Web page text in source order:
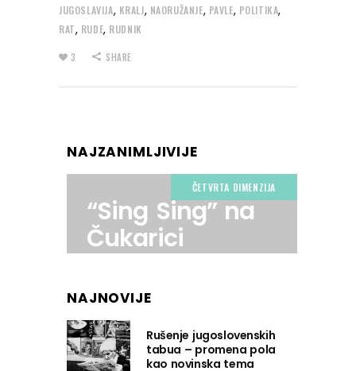
JUGOSLAVIJA, KRALJ, NAORUŽANJE, PAVLE, POLITIKA,
RAT, RUDE, RUDNIK
3 SHARE
NAJZANIMLJIVIJE
ČETVRTA DIMENZIJA
“Sing Sing” na
Čukarici
NAJNOVIJE
Rušenje jugoslovenskih
tabua – promena pola
kao novinska tema